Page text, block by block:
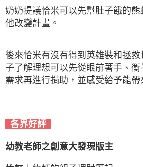
奶奶提議恰米可以先幫肚子餓的
他改變計畫。
後來恰米有沒有得到英雄裝和拯
子了解理想可以先從眼前著手、
需求再進行捐助，並感受給予能帶
各界好評
幼教老師之創意大發現版主